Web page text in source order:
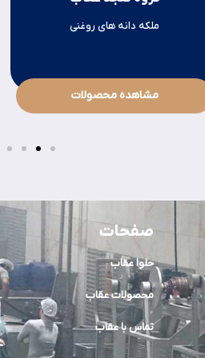
ملکه دانه های روغنی
مشاهده محصولات
صفحات
حلوا عقاب
محصولات عقاب
تماس با عقاب